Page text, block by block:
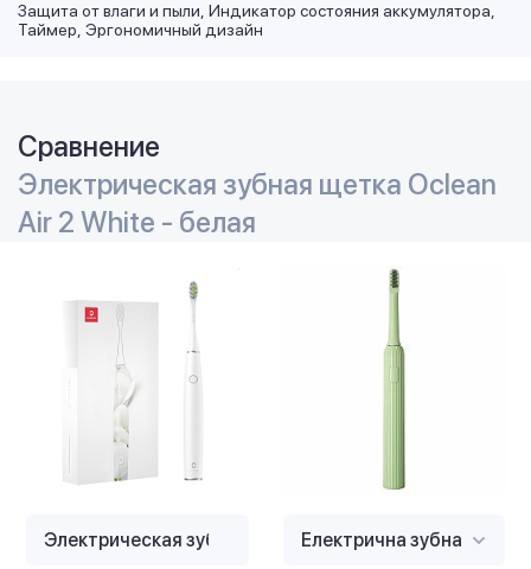
Защита от влаги и пыли Индикатор состояния аккумулятора
Таймер Эргономичный дизайн
Сравнение
Электрическая зубная щетка Oclean
Air 2 White - белая